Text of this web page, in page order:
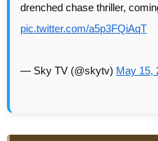
drenched chase thriller,
pic.twitter.com/a5p3FQiAqT
— Sky TV (@skytv) May 15,